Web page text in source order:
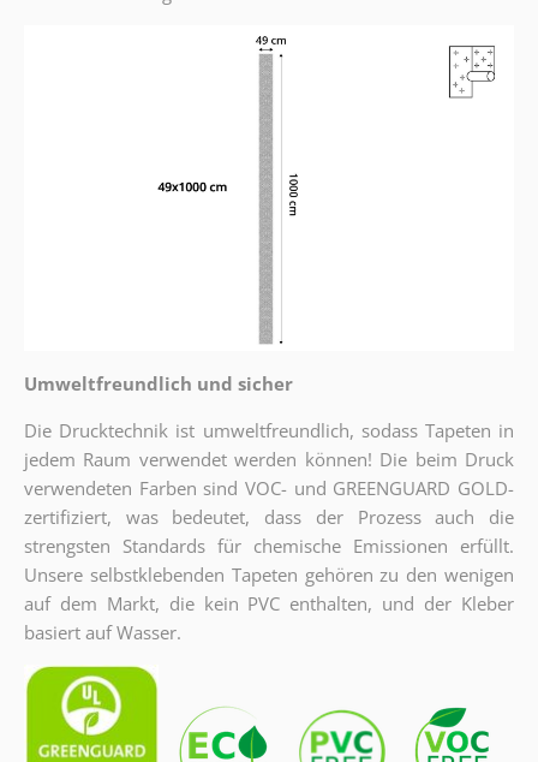
Umweltfreundlich und sicher
Die Drucktechnik ist umweltfreundlich, sodass Tapeten in
jedem Raum verwendet werden können! Die beim Druck
verwendeten Farben sind VOC- und GREENGUARD GOLD-
zertifiziert, was bedeutet, dass der Prozess auch die
strengsten Standards für chemische Emissionen erfüllt.
Unsere selbstklebenden Tapeten gehören zu den wenigen
auf dem Markt, die kein PVC enthalten, und der Kleber
basiert auf Wasser.